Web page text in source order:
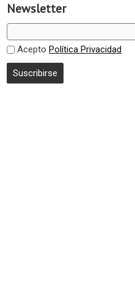
Newsletter
Acepto Política Privacidad